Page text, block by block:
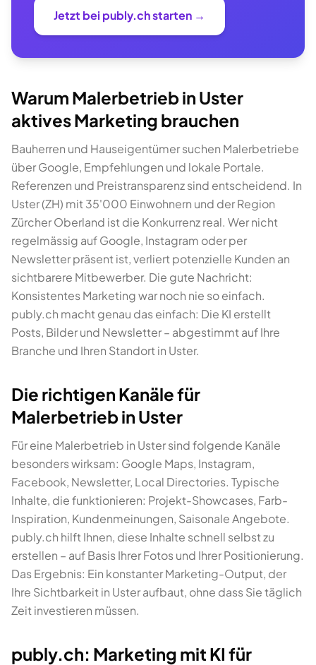
Jetzt bei publy.ch starten →
Warum Malerbetrieb in Uster
aktives Marketing brauchen
Bauherren und Hauseigentümer suchen Malerbetriebe
über Google, Empfehlungen und lokale Portale.
Referenzen und Preistransparenz sind entscheidend. In
Uster (ZH) mit 35'000 Einwohnern und der Region
Zürcher Oberland ist die Konkurrenz real. Wer nicht
regelmässig auf Google, Instagram oder per
Newsletter präsent ist, verliert potenzielle Kunden an
sichtbarere Mitbewerber. Die gute Nachricht:
Konsistentes Marketing war noch nie so einfach.
publy.ch macht genau das einfach: Die KI erstellt
Posts, Bilder und Newsletter – abgestimmt auf Ihre
Branche und Ihren Standort in Uster.
Die richtigen Kanäle für
Malerbetrieb in Uster
Für eine Malerbetrieb in Uster sind folgende Kanäle
besonders wirksam: Google Maps, Instagram,
Facebook, Newsletter, Local Directories. Typische
Inhalte, die funktionieren: Projekt-Showcases, Farb-
Inspiration, Kundenmeinungen, Saisonale Angebote.
publy.ch hilft Ihnen, diese Inhalte schnell selbst zu
erstellen – auf Basis Ihrer Fotos und Ihrer Positionierung.
Das Ergebnis: Ein konstanter Marketing-Output, der
Ihre Sichtbarkeit in Uster aufbaut, ohne dass Sie täglich
Zeit investieren müssen.
publy.ch: Marketing mit KI für